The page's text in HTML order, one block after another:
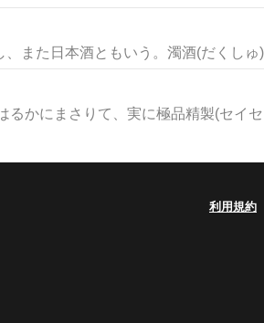
また日本酒ともいう。濁酒(だくしゅ
かにまさりて、実に極品精製(セイ
利用規約